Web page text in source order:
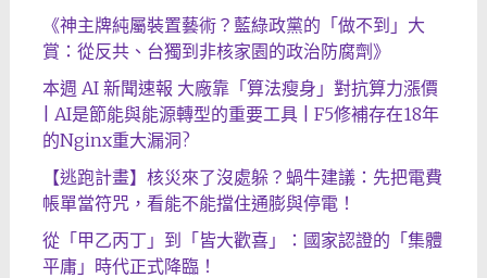
《神主牌純屬裝置藝術？藍綠政黨的「做不到」大
賞：從反共、台獨到非核家園的政治防腐劑》
本週 AI 新聞速報 大廠靠「算法瘦身」對抗算力漲價
| AI是節能與能源轉型的重要工具 | F5修補存在18年
的Nginx重大漏洞?
【逃跑計畫】核災來了沒處躲？蝸牛建議：先把電費
帳單當符咒，看能不能擋住通膨與停電！
從「甲乙丙丁」到「皆大歡喜」：國家認證的「集體
平庸」時代正式降臨！